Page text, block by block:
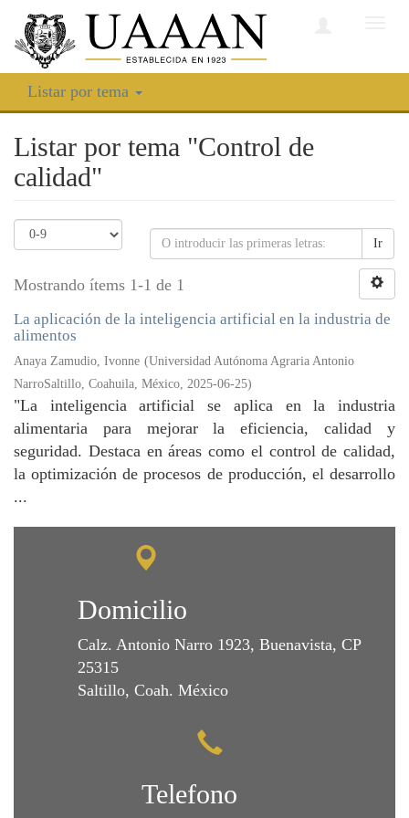
Listar por tema
Listar por tema "Control de
calidad"
Ir
Mostrando ítems 1-1 de 1
La aplicación de la inteligencia artificial en la industria de
alimentos
Anaya Zamudio, Ivonne (Universidad Autónoma Agraria Antonio
NarroSaltillo, Coahuila, México, 2025-06-25)
"La inteligencia artificial se aplica en la industria
alimentaria para mejorar la eficiencia, calidad y
seguridad. Destaca en áreas como el control de calidad,
la optimización de procesos de producción, el desarrollo
...
Domicilio
Calz. Antonio Narro 1923, Buenavista, CP
25315
Saltillo, Coah. México
Telefono